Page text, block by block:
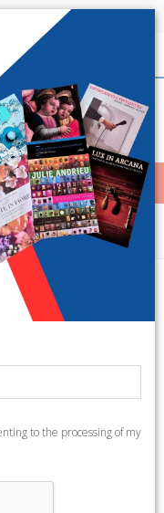
books
di
to the processing of my